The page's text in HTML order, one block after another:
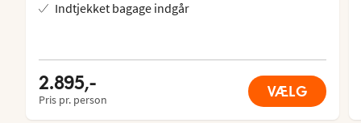
Indtjekket bagage indgår
2.895,-
Pris pr. person VÆLG